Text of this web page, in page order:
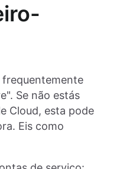
frequentemente
Se não estás
Cloud, esta pode
Eis como